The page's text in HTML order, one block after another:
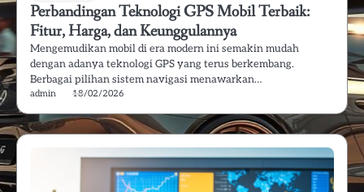
Perbandingan Teknologi GPS Mobil Terbaik:
Fitur, Harga, dan Keunggulannya
Mengemudikan mobil di era modern ini semakin mudah
dengan adanya teknologi GPS yang terus berkembang.
Berbagai pilihan sistem navigasi menawarkan…
admin 18/02/2026